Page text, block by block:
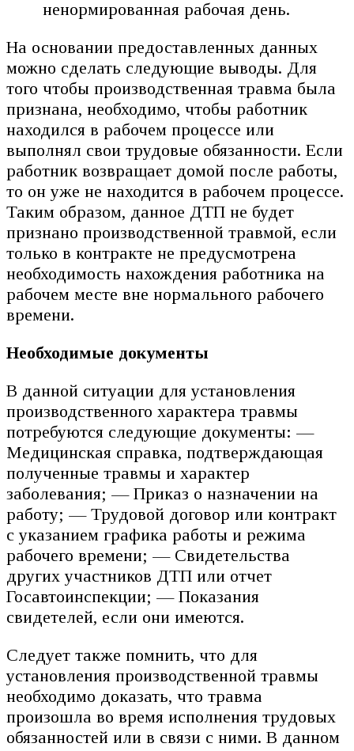
ненормированная рабочая день.
На основании предоставленных данных
можно сделать следующие выводы. Для
того чтобы производственная травма была
признана, необходимо, чтобы работник
находился в рабочем процессе или
выполнял свои трудовые обязанности. Если
работник возвращает домой после работы,
то он уже не находится в рабочем процессе.
Таким образом, данное ДТП не будет
признано производственной травмой, если
только в контракте не предусмотрена
необходимость нахождения работника на
рабочем месте вне нормального рабочего
времени.
Необходимые документы
В данной ситуации для установления
производственного характера травмы
потребуются следующие документы: —
Медицинская справка, подтверждающая
полученные травмы и характер
заболевания; — Приказ о назначении на
работу; — Трудовой договор или контракт
с указанием графика работы и режима
рабочего времени; — Свидетельства
других участников ДТП или отчет
Госавтоинспекции; — Показания
свидетелей, если они имеются.
Следует также помнить, что для
установления производственной травмы
необходимо доказать, что травма
произошла во время исполнения трудовых
обязанностей или в связи с ними. В данном